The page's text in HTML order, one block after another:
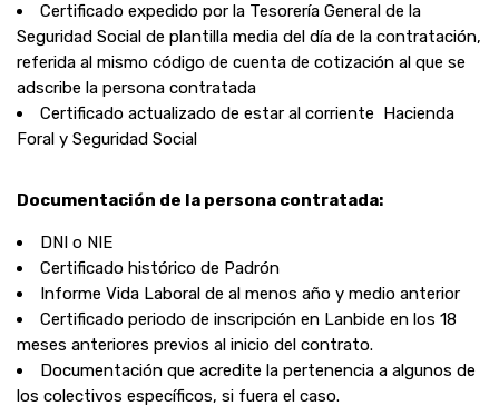
Certificado expedido por la Tesorería General de la
Seguridad Social de plantilla media del día de la contratación,
referida al mismo código de cuenta de cotización al que se
adscribe la persona contratada
Certificado actualizado de estar al corriente Hacienda
Foral y Seguridad Social
Documentación de la persona contratada:
DNI o NIE
Certificado histórico de Padrón
Informe Vida Laboral de al menos año y medio anterior
Certificado periodo de inscripción en Lanbide en los 18
meses anteriores previos al inicio del contrato.
Documentación que acredite la pertenencia a algunos de
los colectivos específicos, si fuera el caso.